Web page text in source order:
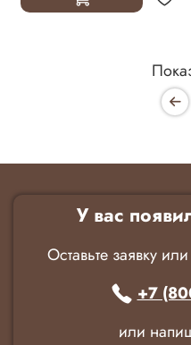
У вас
Оставьте заявку
+7
или